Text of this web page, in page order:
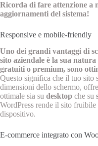
Ricorda di fare attenzione a
aggiornamenti del sistema!
Responsive e mobile-friendly
Uno dei grandi vantaggi di
sito aziendale è la sua natura
gratuiti o premium, sono
Questo significa che il tuo sito
dimensioni dello schermo,
ottimale sia su desktop che su
WordPress rende il sito
dispositivo.
E-commerce integrato con